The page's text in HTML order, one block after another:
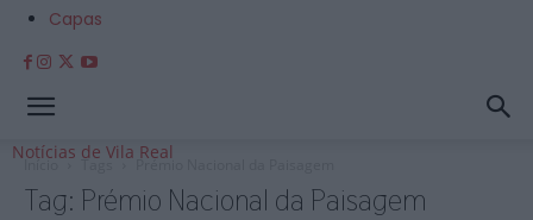
Capas
Notícias de Vila Real
Início Tags Prémio Nacional da Paisagem
Tag: Prémio Nacional da Paisagem